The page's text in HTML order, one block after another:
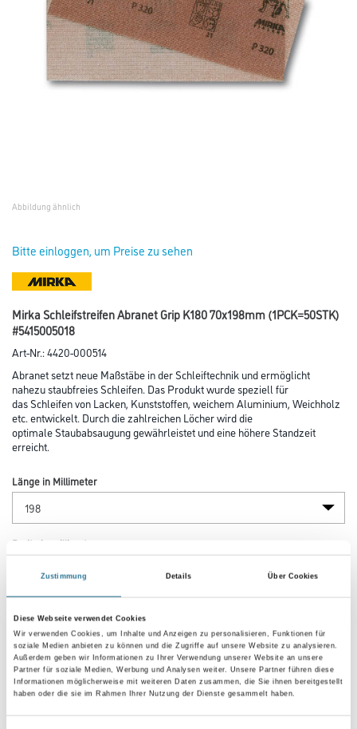
Zustimmung Details Über Cookies
Diese Webseite verwendet Cookies
Wir verwenden Cookies, um Inhalte und Anzeigen zu personalisieren, Funktionen für
soziale Medien anbieten zu können und die Zugriffe auf unsere Website zu analysieren.
Außerdem geben wir Informationen zu Ihrer Verwendung unserer Website an unsere
Partner für soziale Medien, Werbung und Analysen weiter. Unsere Partner führen diese
Informationen möglicherweise mit weiteren Daten zusammen, die Sie ihnen bereitgestellt
haben oder die sie im Rahmen Ihrer Nutzung der Dienste gesammelt haben.
Abbildung ähnlich
Bitte einloggen, um Preise zu sehen
Mirka Schleifstreifen Abranet Grip K180 70x198mm (1PCK=50STK)
#5415005018
Art-Nr.:4420-000514
Abranet setzt neue Maßstäbe in der Schleiftechnik und ermöglicht
nahezu staubfreies Schleifen. Das Produkt wurde speziell für
das Schleifen von Lacken, Kunststoffen, weichem Aluminium, Weichholz
etc. entwickelt. Durch die zahlreichen Löcher wird die
optimale Staubabsaugung gewährleistet und eine höhere Standzeit
erreicht.
Länge in Millimeter
Breite in millimeter
Umrechnungsfaktoren